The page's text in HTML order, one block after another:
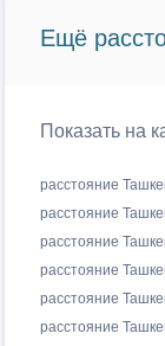
Ещё
Показать на
расстояние
расстояние
расстояние
расстояние
расстояние
расстояние